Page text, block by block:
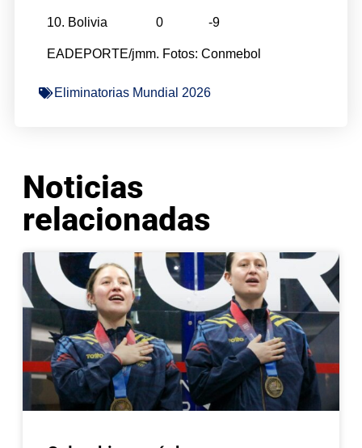
10. Bolivia 0 -9
EADEPORTE/jmm. Fotos: Conmebol
Eliminatorias Mundial 2026
Noticias
relacionadas